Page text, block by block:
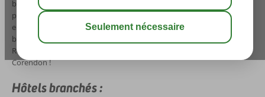
bénéficierez naturellement de tout le confort et du service
personnalisé que vous pouvez attendre d'un hôtel branché. Avec un
emplacement idéal au milieu ou à proximité de la vie nocturne
branchée et de la plage, vos vacances deviendront une fête.
Réservez simplement des vacances branchées au soleil avec
Corendon !
Hôtels branchés :